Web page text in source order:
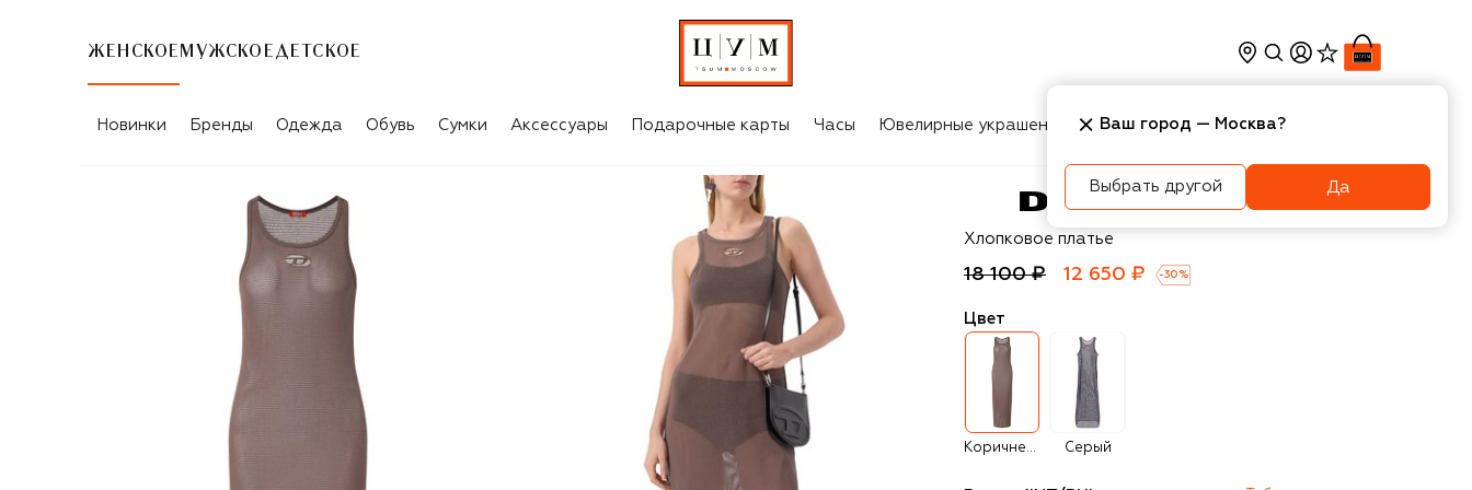
ЖЕНСКОЕ МУЖСКОЕ ДЕТСКОЕ
Новинки Бренды Одежда Обувь Сумки Аксессуары Подарочные карты Часы Ювелирные украшения Косметика Интерьер
Diesel
Хлопковое платье
18 100 ₽ 12 650 ₽ -30 %
Цвет
Коричневый Серый
Ваш город — Москва?
Выбрать другой Да